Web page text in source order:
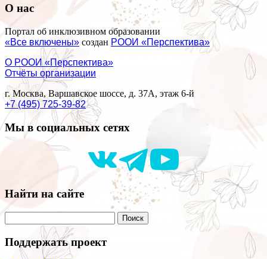
О нас
Портал об инклюзивном образовании
«Все включены» создан РООИ «Перспектива»
О РООИ «Перспектива»
Отчёты организации
г. Москва, Варшавское шоссе, д. 37А, этаж 6-й
+7 (495) 725-39-82
Мы в социальных сетях
Найти на сайте
Поддержать проект